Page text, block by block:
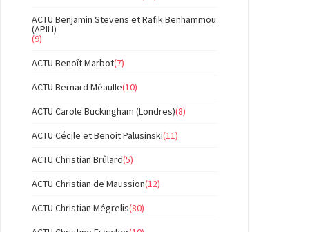
ACTU Benjamin Stevens et Rafik Benhammou
(APILI)
(9)
ACTU Benoît Marbot(7)
ACTU Bernard Méaulle(10)
ACTU Carole Buckingham (Londres)(8)
ACTU Cécile et Benoit Palusinski(11)
ACTU Christian Brûlard(5)
ACTU Christian de Maussion(12)
ACTU Christian Mégrelis(80)